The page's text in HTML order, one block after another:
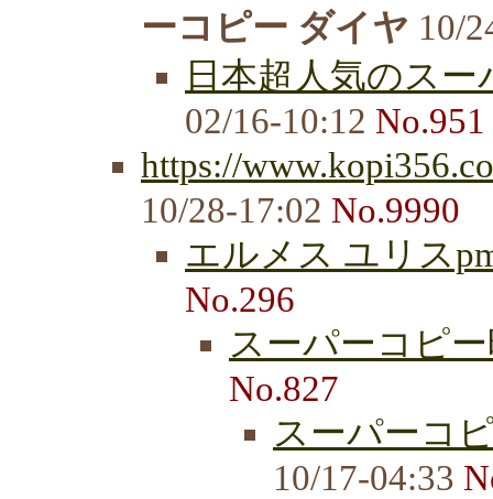
ーコピー ダイヤ 10/
日本超人気のス
02/16-10:12 No.951
https://
10/28-17:02 No.9990
エルメス ユリス
No.296
スーパーコピ
No.827
スーパーコ
10/17-04:33